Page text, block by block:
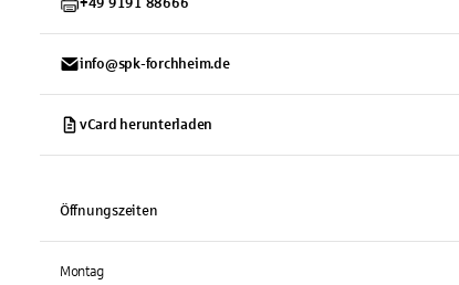
+49 9191 88666
info@spk-forchheim.de
vCard herunterladen
Öffnungszeiten
Montag